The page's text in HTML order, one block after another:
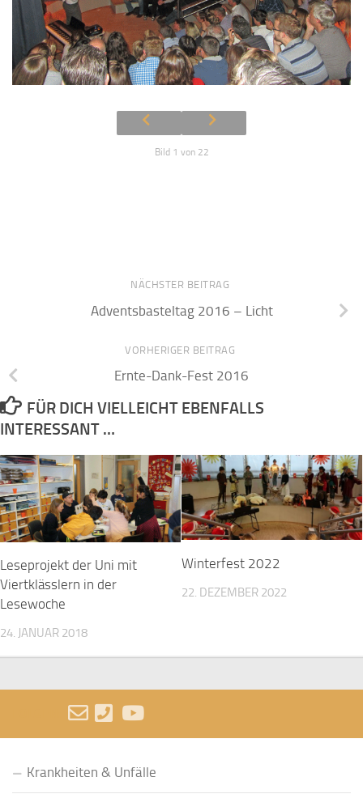
Bild 1 von 22
NÄCHSTER BEITRAG
Adventsbasteltag 2016 – Licht
VORHERIGER BEITRAG
Ernte-Dank-Fest 2016
FÜR DICH VIELLEICHT EBENFALLS
INTERESSANT …
Leseprojekt der Uni mit
Viertklässlern in der
Lesewoche
24. JANUAR 2018
Winterfest 2022
22. DEZEMBER 2022
Krankheiten & Unfälle